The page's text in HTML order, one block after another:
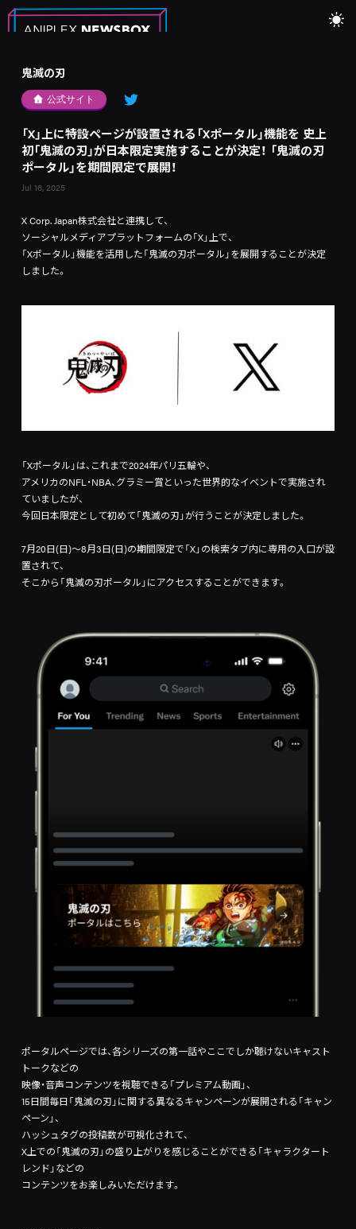
鬼滅の刃
公式サイト
「X」上に特設ページが設置される「Xポータル」機能を 史上
初「鬼滅の刃」が日本限定実施することが決定！ 「鬼滅の刃
ポータル」を期間限定で展開！
Jul 16, 2025
X Corp. Japan株式会社と連携して、
ソーシャルメディアプラットフォームの「X」上で、
「Xポータル」機能を活用した「鬼滅の刃ポータル」を展開することが決定
しました。
「Xポータル」は、これまで2024年パリ五輪や、
アメリカのNFL・NBA、グラミー賞といった世界的なイベントで実施され
ていましたが、
今回日本限定として初めて「鬼滅の刃」が行うことが決定しました。
7月20日(日)～8月3日(日)の期間限定で「X」の検索タブ内に専用の入口が設
置されて、
そこから「鬼滅の刃ポータル」にアクセスすることができます。
ポータルページでは、各シリーズの第一話やここでしか聴けないキャスト
トークなどの
映像・音声コンテンツを視聴できる「プレミアム動画」、
15日間毎日「鬼滅の刃」に関する異なるキャンペーンが展開される「キャン
ペーン」、
ハッシュタグの投稿数が可視化されて、
X上での「鬼滅の刃」の盛り上がりを感じることができる「キャラクタート
レンド」などの
コンテンツをお楽しみいただけます。